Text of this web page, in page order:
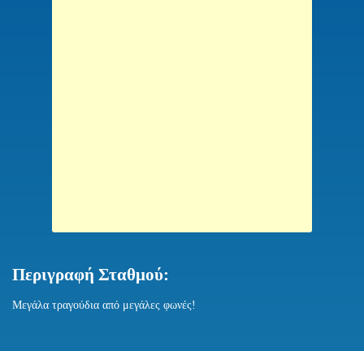
Περιγραφή Σταθμού:
Μεγάλα τραγούδια από μεγάλες φωνές!